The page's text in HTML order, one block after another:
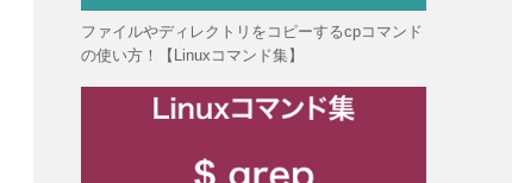
ファイルやディレクトリをコピーするcpコマンド
の使い方！【Linuxコマンド集】